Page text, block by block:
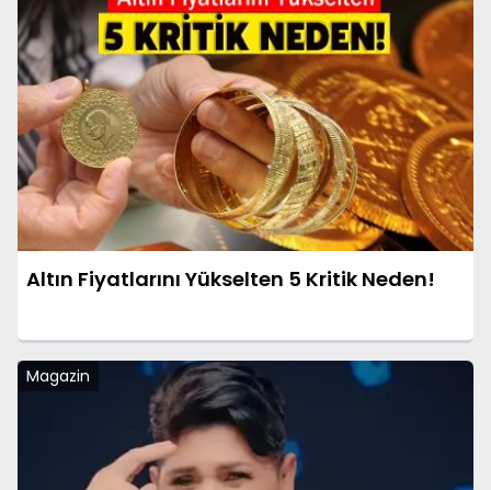
Altın Fiyatlarını Yükselten 5 Kritik Neden!
Magazin